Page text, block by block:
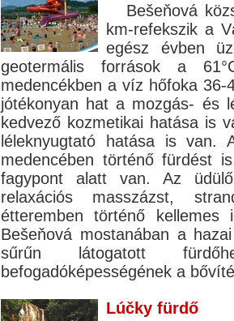
Bešeňová
km-refekszik a
egész évben
geotermális források a
medencékben a víz hőfoka
jótékonyan hat a mozgás- és
kedvező kozmetikai hatása is
léleknyugtató hatása is van.
medencében történő fürdést
fagypont alatt van. Az
relaxációs masszázst,
étteremben történő kellemes
Bešeňová mostanában a
sűrűn látogatott
befogadóképességének a
Lúčky fürdő